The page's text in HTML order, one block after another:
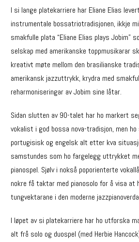
I si lange platekarriere har Eliane Elias
instrumentale bossatriotradisjonen, ikkje
smakfulle plata “Eliane Elias plays Jobim”
selskap med amerikanske toppmusikarar
kreativt møte mellom den brasilianske
amerikansk jazzuttrykk, krydra med
reharmoniseringar av Jobim sine låtar.
Sidan slutten av 90-talet har ho markert
vokalist i god bossa nova-tradisjon, men ho
portugisisk og engelsk alt etter kva
samstundes som ho fargelegg uttrykket
pianospel. Sjølv i nokså poporienterte
nokre få taktar med pianosolo for å visa at
tungvektarane i den moderne
I løpet av si platekarriere har ho utforska
alt frå solo og duospel (med Herbie